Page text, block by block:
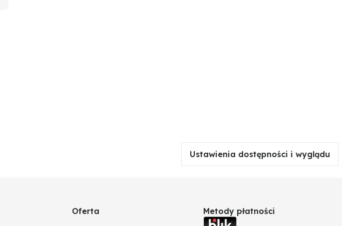
Ustawienia dostępności i wyglądu
Oferta Metody płatności